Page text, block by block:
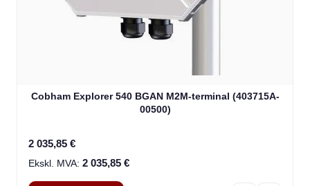
Cobham Explorer 540 BGAN M2M-terminal (403715A-
00500)
2 035,85 €
2 035,85 €